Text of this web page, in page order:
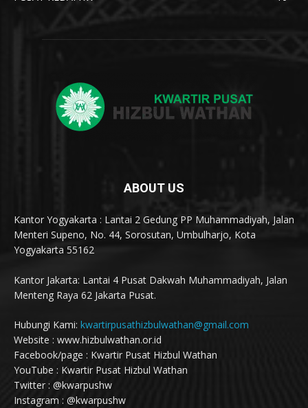
ABOUT US
Kantor Yogyakarta : Lantai 2 Gedung PP Muhammadiyah, Jalan
Menteri Supeno, No. 44, Sorosutan, Umbulharjo, Kota
Yogyakarta 55162
Kantor Jakarta: Lantai 4 Pusat Dakwah Muhammadiyah, Jalan
Menteng Raya 62 Jakarta Pusat.
Hubungi Kami: kwartirpusathizbulwathan@gmail.com
Website : www.hizbulwathan.or.id
Facebook/page : Kwartir Pusat Hizbul Wathan
YouTube : Kwartir Pusat Hizbul Wathan
Twitter : @kwarpushw
Instagram : @kwarpushw